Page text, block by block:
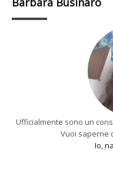
Ufficialmente sono un
Vuoi saperne
Io,